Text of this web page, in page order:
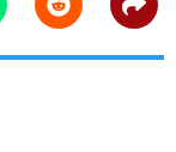
Reddit